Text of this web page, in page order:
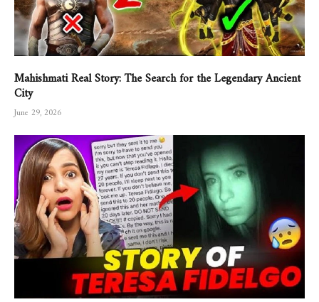
Mahishmati Real Story: The Search for the Legendary Ancient
City
June 29, 2026